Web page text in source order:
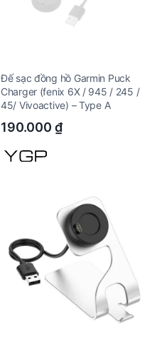
Đế sạc đồng hồ Garmin Puck
Charger (fenix 6X / 945 / 245 /
45/ Vivoactive) – Type A
190.000 ₫